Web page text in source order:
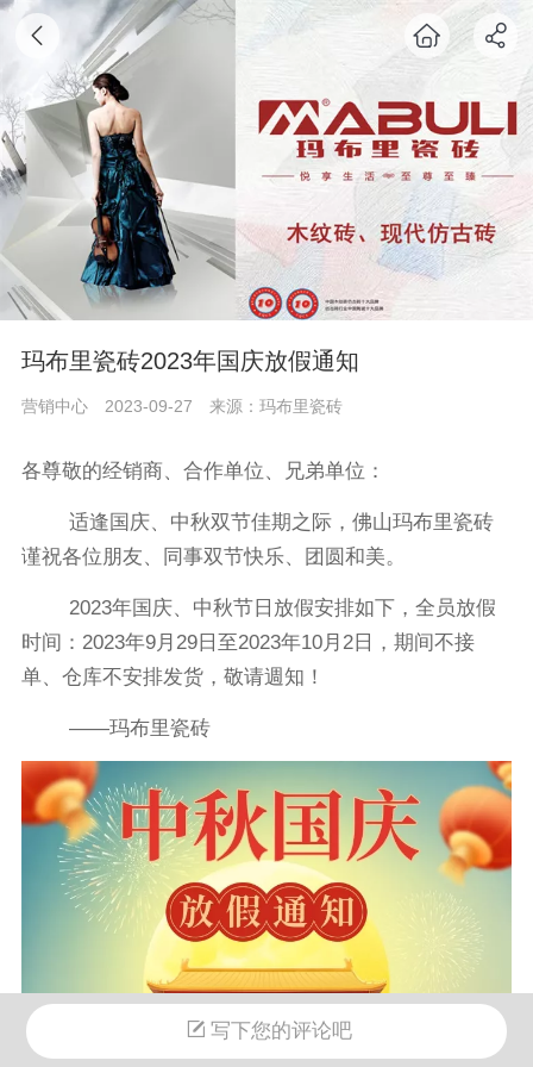
玛布里瓷砖2023年国庆放假通知
营销中心 2023-09-27 来源：玛布里瓷砖
各尊敬的经销商、合作单位、兄弟单位：
适逢国庆、中秋双节佳期之际，佛山玛布里瓷砖
谨祝各位朋友、同事双节快乐、团圆和美。
2023年国庆、中秋节日放假安排如下，全员放假
时间：2023年9月29日至2023年10月2日，期间不接
单、仓库不安排发货，敬请週知！
——玛布里瓷砖
写下您的评论吧